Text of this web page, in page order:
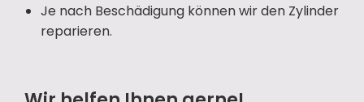
Je nach Beschädigung können wir den Zylinder
reparieren.